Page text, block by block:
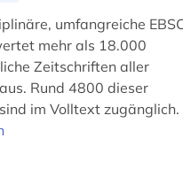
arbeitsmedizin (2)
umfangreiche
mehr als 18.000
Zeitschriften aller
Rund 4800 dieser
im Volltext zugänglich.